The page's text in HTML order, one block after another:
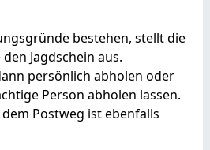
bestehen, stellt die
Jagdschein aus.
persönlich abholen oder
Person abholen lassen.
Postweg ist ebenfalls